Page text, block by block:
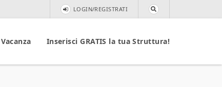
LOGIN/REGISTRATI
Inserisci GRATIS la tua Struttura!